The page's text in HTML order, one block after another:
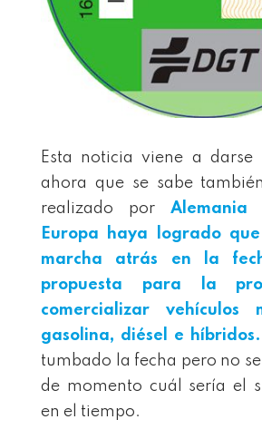
Esta noticia viene a darse
ahora que se sabe
realizado por
Europa haya logrado
marcha atrás en la
propuesta para la
comercializar vehículos
gasolina, diésel e híbridos.
tumbado la fecha pero no
de momento cuál sería el
en el tiempo.